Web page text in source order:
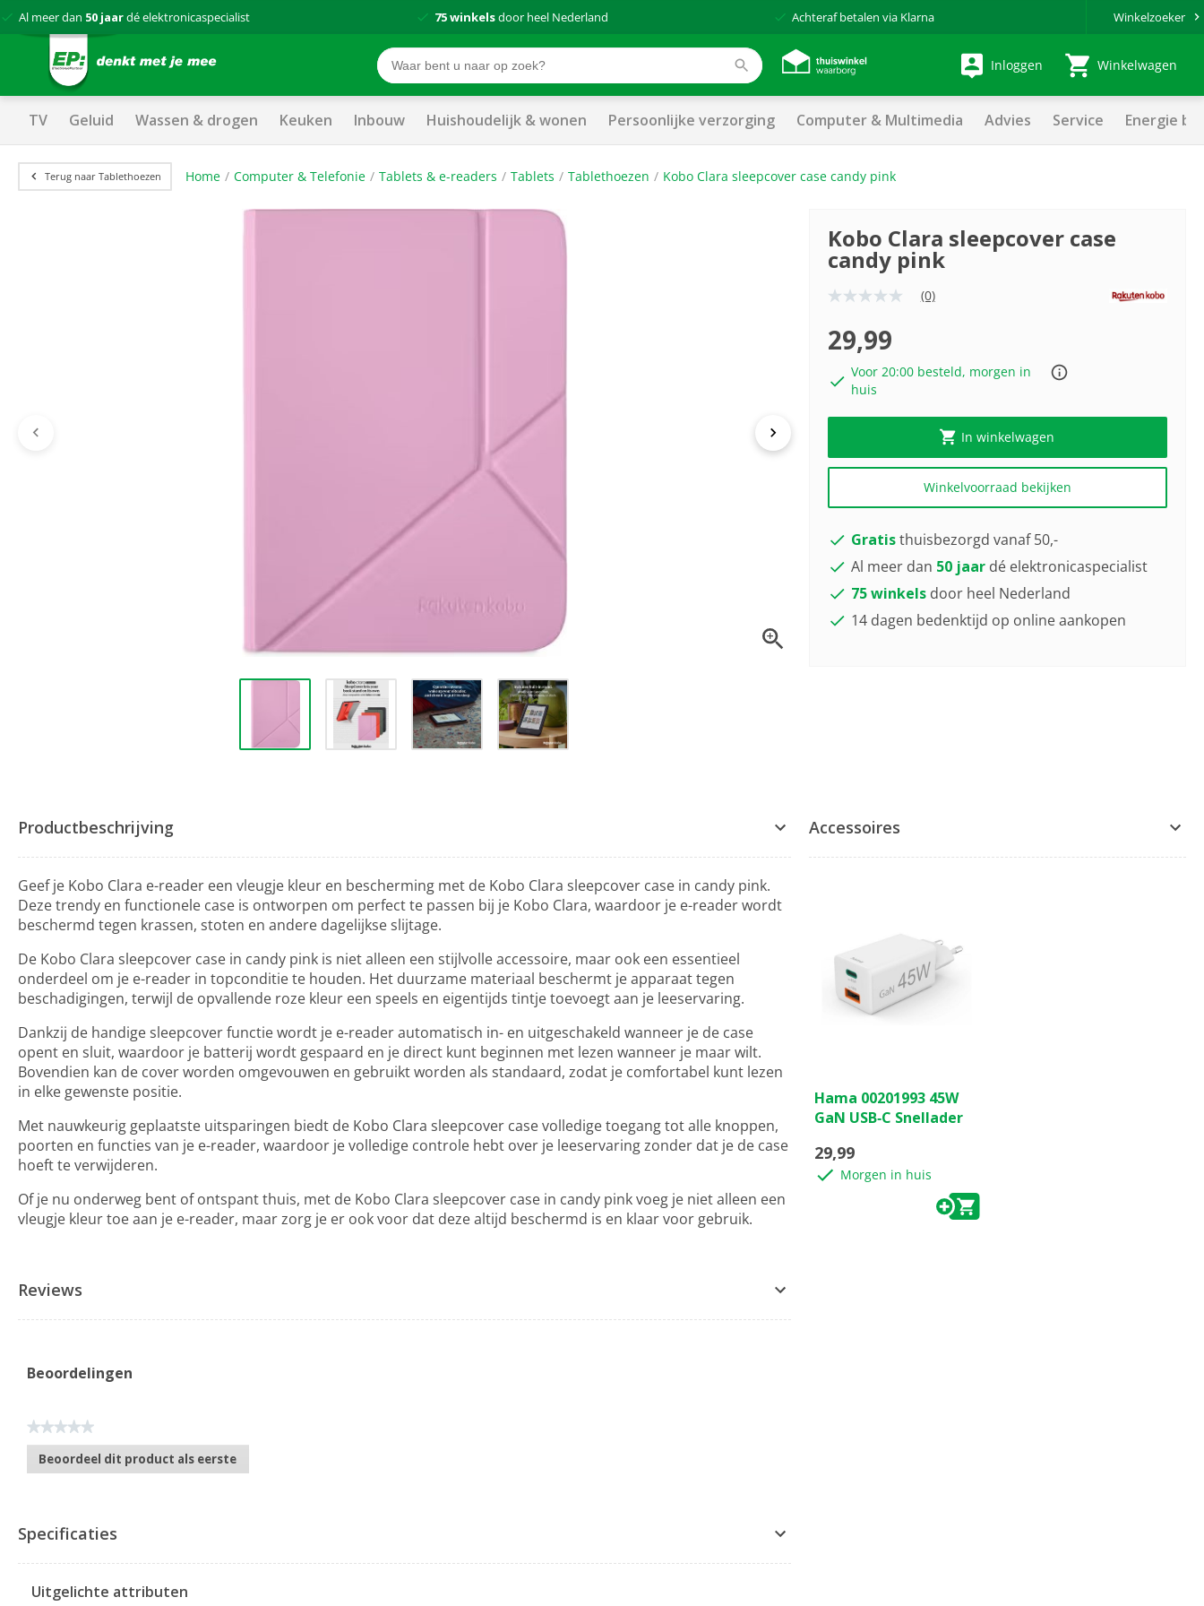
Al meer dan 50 jaardé elektronicaspecialist 75 winkelsdoor heel Nederland Achteraf betalen via Klarna Winkelzoeker
Inloggen Winkelwagen
TV Geluid Wassen & drogen Keuken Inbouw Huishoudelijk & wonen Persoonlijke verzorging Computer & Multimedia Advies Service Energie
Terug naar Tablethoezen Home Computer & Telefonie Tablets & e-readers Tablets Tablethoezen Kobo Clara sleepcover case candy pink
Kobo Clara sleepcover case
candy pink
Geen
Dezelfde
paginalink.
(0)
29,99
Voor 20:00 besteld, morgen in
huis
In winkelwagen
Winkelvoorraad bekijken
Gratisthuisbezorgd vanaf 50,-
Al meer dan 50 jaardé elektronicaspecialist
75 winkelsdoor heel Nederland
14 dagen bedenktijd op online aankopen
Productbeschrijving
Geef je Kobo Clara e-reader een vleugje kleur en bescherming met de Kobo Clara sleepcover case in candy pink.
Deze trendy en functionele case is ontworpen om perfect te passen bij je Kobo Clara, waardoor je e-reader wordt
beschermd tegen krassen, stoten en andere dagelijkse slijtage.
De Kobo Clara sleepcover case in candy pink is niet alleen een stijlvolle accessoire, maar ook een essentieel
onderdeel om je e-reader in topconditie te houden. Het duurzame materiaal beschermt je apparaat tegen
beschadigingen, terwijl de opvallende roze kleur een speels en eigentijds tintje toevoegt aan je leeservaring.
Dankzij de handige sleepcover functie wordt je e-reader automatisch in- en uitgeschakeld wanneer je de case
opent en sluit, waardoor je batterij wordt gespaard en je direct kunt beginnen met lezen wanneer je maar wilt.
Bovendien kan de cover worden omgevouwen en gebruikt worden als standaard, zodat je comfortabel kunt lezen
in elke gewenste positie.
Met nauwkeurig geplaatste uitsparingen biedt de Kobo Clara sleepcover case volledige toegang tot alle knoppen,
poorten en functies van je e-reader, waardoor je volledige controle hebt over je leeservaring zonder dat je de case
hoeft te verwijderen.
Of je nu onderweg bent of ontspant thuis, met de Kobo Clara sleepcover case in candy pink voeg je niet alleen een
vleugje kleur toe aan je e-reader, maar zorg je er ook voor dat deze altijd beschermd is en klaar voor gebruik.
Reviews
Beoordelingen
★★★★★
Geen
scorewaarde
Beoordeel dit product als eerste
.
actie
opent
u
modaal
Specificaties
Uitgelichte attributen
Accessoires
van
de
sterren.
Hama 00201993 45W
GaN USB‑C Snellader
29,99
Morgen in huis